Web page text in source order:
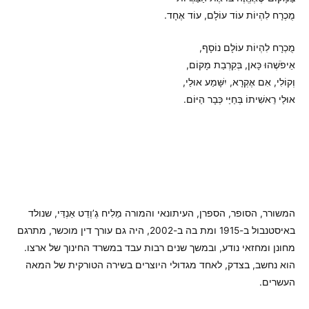
מֻכְרָח לִהְיוֹת עוֹד עוֹלָם, עוֹד אֶחָד.
מֻכְרָח לִהְיוֹת עוֹלָם נוֹסָף,
אֵיפֹשֶׁהוּ כָּאן, בְּקִרְבַת מָקוֹם,
וְקוֹלִי, אִם אֶקְרָא, יִשָּׁמַע אוּלַי,
אוּלַי רֵאשִׁיתוֹ בְּחַיַּי כְּבָר הַיּוֹם.
המשורר, הסופר, הספרן, העיתונאי והמורה מֵלִיח גֶ’וְדֵט אַנְדַּי, שנולד
באיסטנבול ב-1915 ומת בה ב-2002, היה גם עורך דין מוכשר, מתרגם
מחונן ומחזאי נודע, ובמשך שנים רבות עבד במשרד החינוך של ארצו.
הוא נחשב, בצדק, לאחד מגדולי היוצרים בשירה הטורקית של המאה
העשרים.